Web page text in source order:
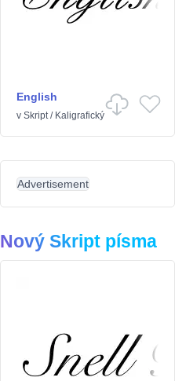
English
v Skript/ Kaligrafický
Advertisement
Nový Skript písma